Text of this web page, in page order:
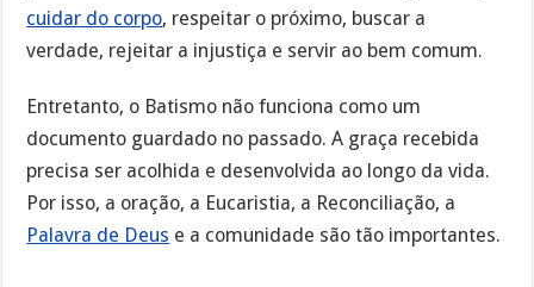
cuidar do corpo, respeitar o próximo, buscar a
verdade, rejeitar a injustiça e servir ao bem comum.
Entretanto, o Batismo não funciona como um
documento guardado no passado. A graça recebida
precisa ser acolhida e desenvolvida ao longo da vida.
Por isso, a oração, a Eucaristia, a Reconciliação, a
Palavra de Deus e a comunidade são tão importantes.